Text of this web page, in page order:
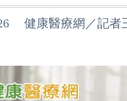
健康醫療網／記者